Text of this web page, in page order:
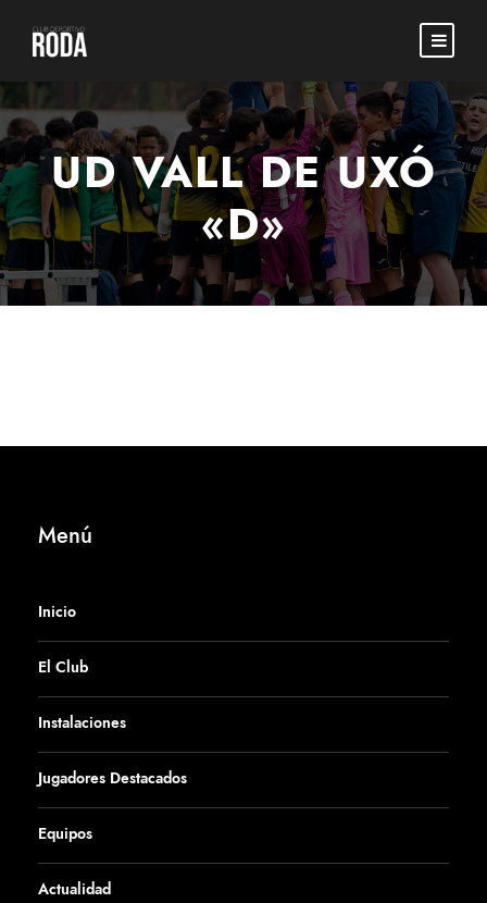
UD VALL DE UXÓ
«D»
Menú
Inicio
El Club
Instalaciones
Jugadores Destacados
Equipos
Actualidad